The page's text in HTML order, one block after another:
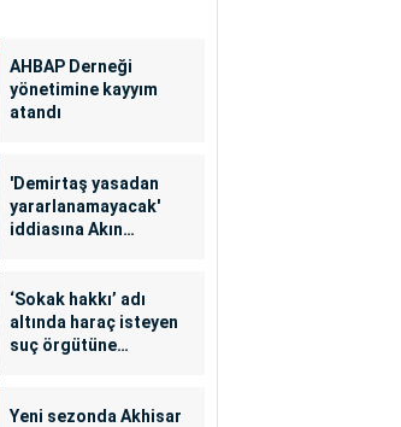
AHBAP Derneği
yönetimine kayyım
atandı
'Demirtaş yasadan
yararlanamayacak'
iddiasına Akın
‘Sokak hakkı’ adı
altında haraç isteyen
suç örgütüne
Yeni sezonda Akhisar